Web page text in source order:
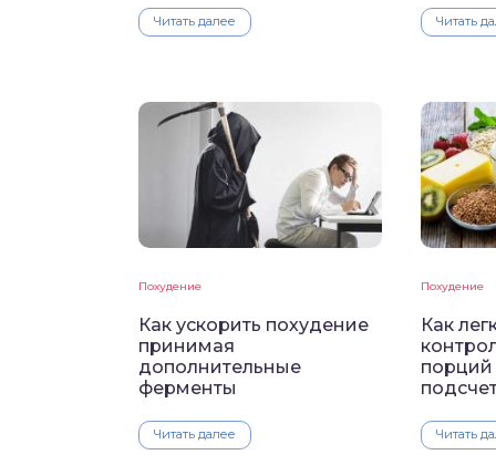
Читать далее Читать
Похудение
Как ускорить похудение
принимая
дополнительные
ферменты
Читать далее
Похудение
Как
порций
Читать